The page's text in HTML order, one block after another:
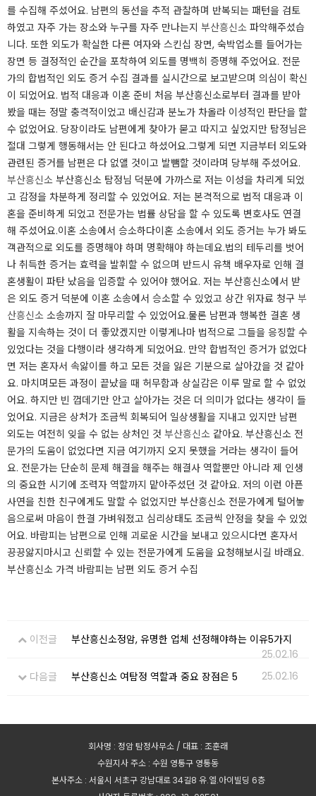
를 수집해 주셨어요. ​남편의 동선을 추적 관찰하며 반복되는 패턴을 검토
하였고 자주 가는 장소와 누구를 자주 만나는지 부산흥신소 파악해주셨습
니다. 또한 외도가 확실한 다른 여자와 스킨십 장면, 숙박업소를 들어가는
장면 등 결정적인 순간을 포착하여 외도를 명백히 증명해 주었어요. ​전문
가의 합법적인 외도 증거 수집 결과를 실시간으로 보고받으며 의심이 확신
이 되었어요. 법적 대응과 이혼 준비 처음 부산흥신소로부터 결과를 받아
봤을 때는 정말 충격적이었고 배신감과 분노가 차올라 이성적인 판단을 할
수 없었어요. ​당장이라도 남편에게 찾아가 묻고 따지고 싶었지만 탐정님은
절대 그렇게 행동해서는 안 된다고 하셨어요.그렇게 되면 지금부터 외도와
관련된 증거를 남편은 다 없앨 것이고 발뺌할 것이라며 당부해 주셨어요.
부산흥신소 ​부산흥신소 탐정님 덕분에 가까스로 저는 이성을 차리게 되었
고 감정을 차분하게 정리할 수 있었어요. ​저는 본격적으로 법적 대응과 이
혼을 준비하게 되었고 전문가는 법률 상담을 할 수 있도록 변호사도 연결
해 주셨어요.이혼 소송에서 승소하다이혼 소송에서 외도 증거는 누가 봐도
객관적으로 외도를 증명해야 하며 명확해야 하는데요.​법의 테두리를 벗어
나 취득한 증거는 효력을 발휘할 수 없으며 반드시 유책 배우자로 인해 결
혼생활이 파탄 났음을 입증할 수 있어야 했어요. 저는 부산흥신소에서 받
은 외도 증거 덕분에 이혼 소송에서 승소할 수 있었고 상간 위자료 청구 부
산흥신소 소송까지 잘 마무리할 수 있었어요.​물론 남편과 행복한 결혼 생
활을 지속하는 것이 더 좋았겠지만 이렇게나마 법적으로 그들을 응징할 수
있었다는 것을 다행이라 생각하게 되었어요. ​만약 합법적인 증거가 없었다
면 저는 혼자서 속앓이를 하고 모든 것을 잃은 기분으로 살아갔을 것 같아
요. 마치며모든 과정이 끝났을 때 허무함과 상실감은 이루 말로 할 수 없었
어요. 하지만 빈 껍데기만 안고 살아가는 것은 더 의미가 없다는 생각이 들
었어요. ​지금은 상처가 조금씩 회복되어 일상생활을 지내고 있지만 남편
외도는 여전히 잊을 수 없는 상처인 것 부산흥신소 같아요. ​부산흥신소 전
문가의 도움이 없었다면 지금 여기까지 오지 못했을 거라는 생각이 들어
요. 전문가는 단순히 문제 해결을 해주는 해결사 역할뿐만 아니라 제 인생
의 중요한 시기에 조력자 역할까지 맡아주셨던 것 같아요. 저의 이런 아픈
사연을 친한 친구에게도 말할 수 없었지만 부산흥신소 전문가에게 털어놓
음으로써 마음이 한결 가벼워졌고 심리상태도 조금씩 안정을 찾을 수 있었
어요. ​바람피는 남편으로 인해 괴로운 시간을 보내고 있으시다면 혼자서
끙끙앓지마시고 신뢰할 수 있는 전문가에게 도움을 요청해보시길 바래요.
부산흥신소 가격 바람피는 남편 외도 증거 수집 ​
이전글
부산흥신소정암, 유명한 업체 선정해야하는 이유5가지
25.02.16
다음글
부산흥신소 여탐정 역할과 중요 장점은 5 25.02.16
회사명 : 정암 탐정사무소 / 대표 : 조훈래
수원지사 주소 : 수원 영통구 영통동
본사주소 : 서울시 서초구 강남대로 34길8 유.엘.아이빌딩 6층